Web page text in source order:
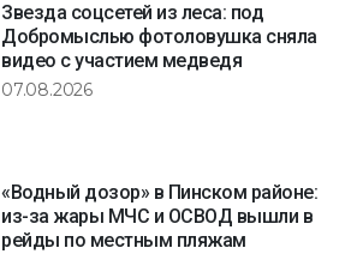
Звезда соцсетей из леса: под
Добромыслью фотоловушка сняла
видео с участием медведя
07.08.2026
«Водный дозор» в Пинском районе:
из-за жары МЧС и ОСВОД вышли в
рейды по местным пляжам